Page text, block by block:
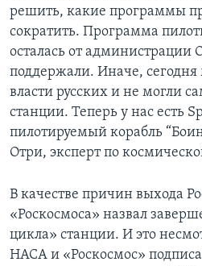
решить, какие программы
сократить. Программа
осталась от
поддержали. Иначе, сегодня
власти русских и не могли
станции. Теперь у нас есть
пилотируемый корабль
Отри, эксперт по
В качестве причин выхода
«Роскосмоса» назвал
цикла» станции. И это
НАСА и «Роскосмос»